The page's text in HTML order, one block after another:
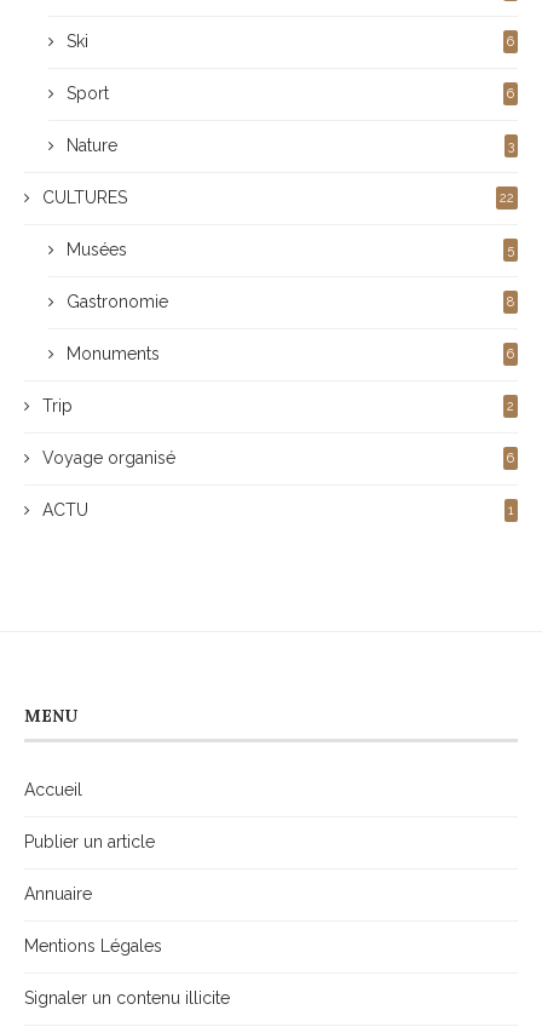
Ski 6
Sport 6
Nature 3
CULTURES 22
Musées 5
Gastronomie 8
Monuments 6
Trip 2
Voyage organisé 6
ACTU 1
MENU
Accueil
Publier un article
Annuaire
Mentions Légales
Signaler un contenu illicite